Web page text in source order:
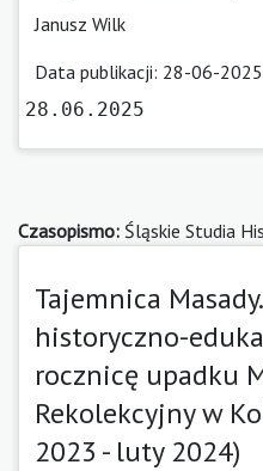
Janusz Wilk
Data publikacji: 28-06-
28.06.2025
Czasopismo: Śląskie Studia
Tajemnica
historyczno-
rocznicę upadku
Rekolekcyjny w
2023 - luty 2024)